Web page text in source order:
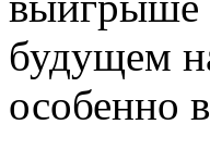
будущем
особенно